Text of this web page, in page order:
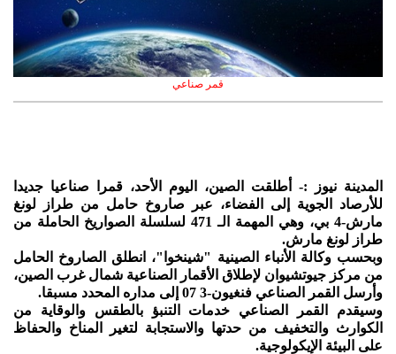
قمر صناعي
المدينة نيوز :- أطلقت الصين، اليوم الأحد، قمرا صناعيا جديدا
للأرصاد الجوية إلى الفضاء، عبر صاروخ حامل من طراز لونغ
مارش-4 بي، وهي المهمة الـ 471 لسلسلة الصواريخ الحاملة من
طراز لونغ مارش.
وبحسب وكالة الأنباء الصينية "شينخوا"، انطلق الصاروخ الحامل
من مركز جيوتشيوان لإطلاق الأقمار الصناعية شمال غرب الصين،
وأرسل القمر الصناعي فنغيون-3 07 إلى مداره المحدد مسبقا.
وسيقدم القمر الصناعي خدمات التنبؤ بالطقس والوقاية من
الكوارث والتخفيف من حدتها والاستجابة لتغير المناخ والحفاظ
على البيئة الإيكولوجية.